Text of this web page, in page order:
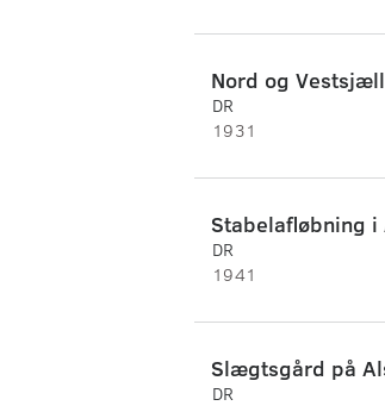
Nord og
DR
1931
Stabelafløbning i
DR
1941
Slægtsgård på
DR